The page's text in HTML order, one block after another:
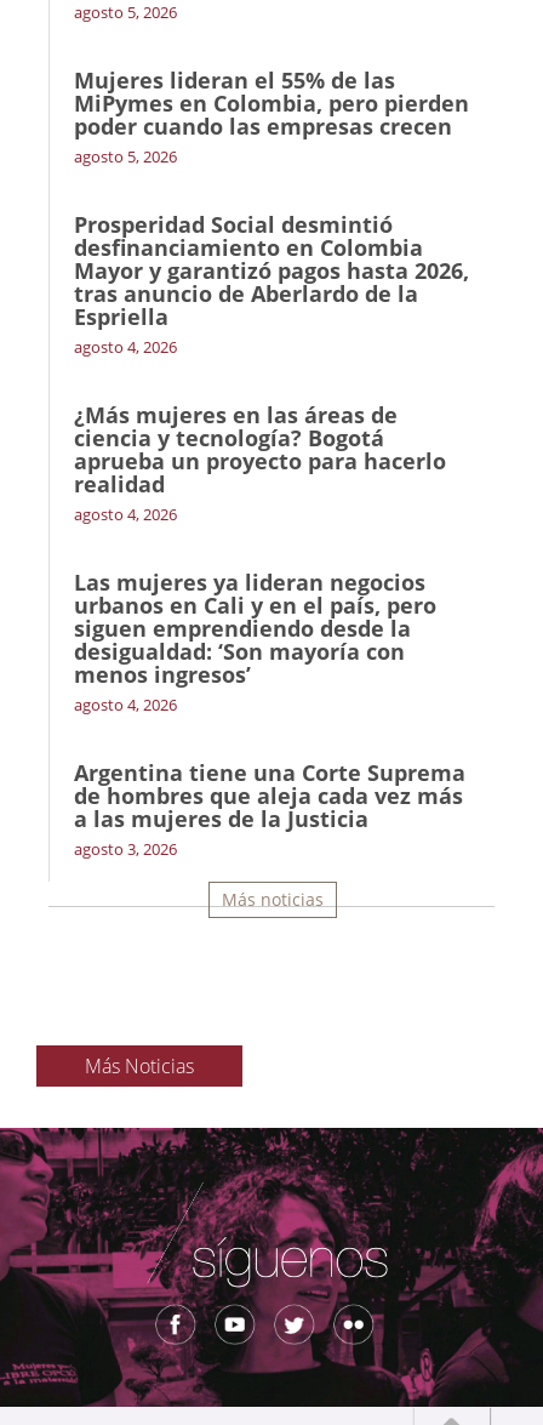
agosto 5, 2026
Mujeres lideran el 55% de las
MiPymes en Colombia, pero pierden
poder cuando las empresas crecen
agosto 5, 2026
Prosperidad Social desmintió
desfinanciamiento en Colombia
Mayor y garantizó pagos hasta 2026,
tras anuncio de Aberlardo de la
Espriella
agosto 4, 2026
¿Más mujeres en las áreas de
ciencia y tecnología? Bogotá
aprueba un proyecto para hacerlo
realidad
agosto 4, 2026
Las mujeres ya lideran negocios
urbanos en Cali y en el país, pero
siguen emprendiendo desde la
desigualdad: ‘Son mayoría con
menos ingresos’
agosto 4, 2026
Argentina tiene una Corte Suprema
de hombres que aleja cada vez más
a las mujeres de la Justicia
agosto 3, 2026
Más noticias
Más Noticias